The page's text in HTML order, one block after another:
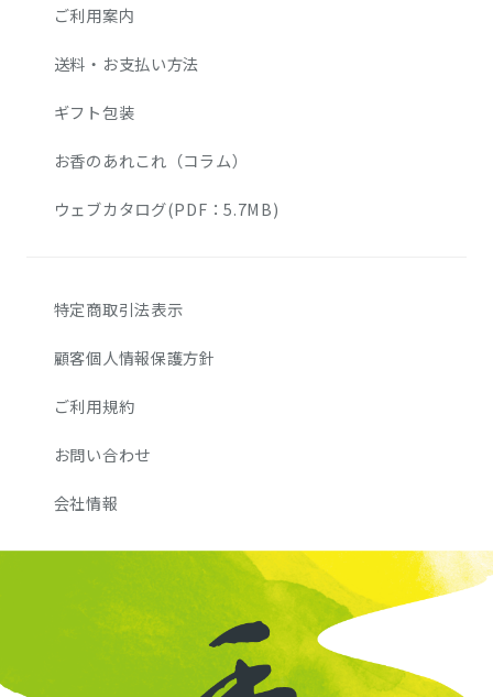
ご利用案内
送料・お支払い方法
ギフト包装
お香のあれこれ（コラム）
ウェブカタログ(PDF：5.7MB)
特定商取引法表示
顧客個人情報保護方針
ご利用規約
お問い合わせ
会社情報